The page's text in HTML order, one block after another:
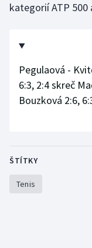
kategorií ATP 500
Pegulaová -
6:3, 2:4 skreč
Bouzková 2:6,
ŠTÍTKY
Tenis